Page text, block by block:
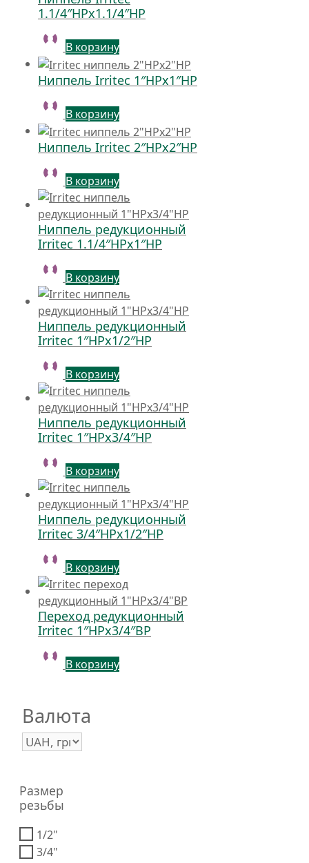
1.1/4″НРх1.1/4″НР
В корзину
Ниппель Irritec 1″НРх1″НР
В корзину
Ниппель Irritec 2″НРх2″НР
В корзину
Ниппель редукционный
Irritec 1.1/4″НРх1″НР
В корзину
Ниппель редукционный
Irritec 1″НРх1/2″НР
В корзину
Ниппель редукционный
Irritec 1″НРх3/4″НР
В корзину
Ниппель редукционный
Irritec 3/4″НРх1/2″НР
В корзину
Переход редукционный
Irritec 1″НРх3/4″ВР
В корзину
Валюта
Размер
резьбы
1/2"
3/4"